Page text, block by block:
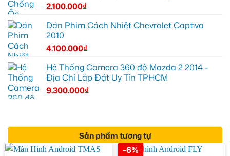
2.100.000₫
Dán Phim Cách Nhiệt Chevrolet Captiva
2010
4.100.000₫
Hệ Thống Camera 360 độ Mazda 2 2014 -
Địa Chỉ Lắp Đặt Uy Tín TPHCM
9.300.000₫
Sản phẩm tương tự
-6%